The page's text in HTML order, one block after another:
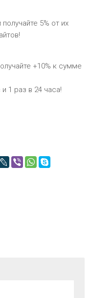
5% от их
+10% к сумме
1 раз в 24 часа!